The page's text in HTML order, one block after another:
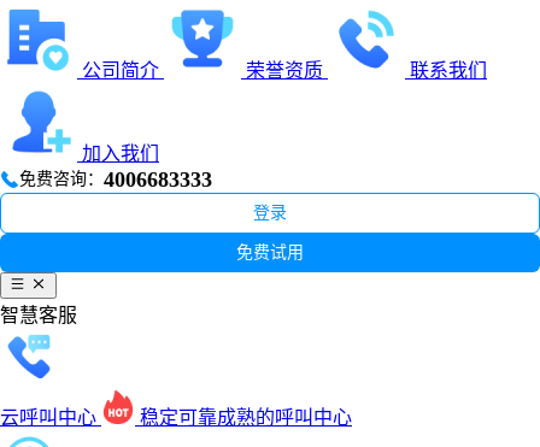
公司简介 荣誉资质 联系我们
加入我们
免费咨询： 4006683333
登录
免费试用
智慧客服
云呼叫中心 稳定可靠成熟的呼叫中心
相关产品
语音机器人
智能体
立即咨询
相关产品
立即咨询 了解更多
相关产品
文本机器人
工单系统
立即咨询